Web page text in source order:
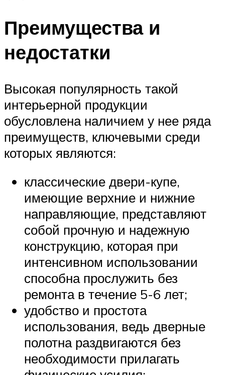
Преимущества и
недостатки
Высокая популярность такой
интерьерной продукции
обусловлена наличием у нее ряда
преимуществ, ключевыми среди
которых являются:
классические двери-купе,
имеющие верхние и нижние
направляющие, представляют
собой прочную и надежную
конструкцию, которая при
интенсивном использовании
способна прослужить без
ремонта в течение 5-6 лет;
удобство и простота
использования, ведь дверные
полотна раздвигаются без
необходимости прилагать